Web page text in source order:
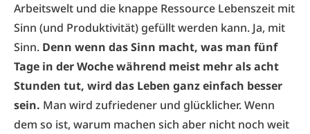
Arbeitswelt und die knappe Ressource Lebenszeit mit
Sinn (und Produktivität) gefüllt werden kann. Ja, mit
Sinn. Denn wenn das Sinn macht, was man fünf
Tage in der Woche während meist mehr als acht
Stunden tut, wird das Leben ganz einfach besser
sein. Man wird zufriedener und glücklicher. Wenn
dem so ist, warum machen sich aber nicht noch weit